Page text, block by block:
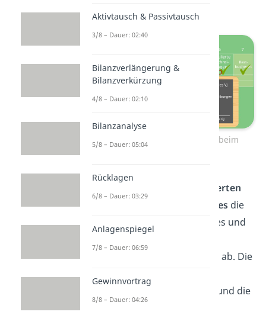
Kumulierte Abschreibungen beim
kumulierten
Abschreibungen des Vorjahres die
Zuschreibungen des Vorjahres und
kumulierten Abschreibungen ab. Die
Geschäftsjahres addierst du und die
Aktivtausch & Passivtausch
3/8 – Dauer: 02:40
Bilanzverlängerung &
Bilanzverkürzung
4/8 – Dauer: 02:10
Bilanzanalyse
5/8 – Dauer: 05:04
Rücklagen
6/8 – Dauer: 03:29
Anlagenspiegel
7/8 – Dauer: 06:59
Gewinnvortrag
8/8 – Dauer: 04:26